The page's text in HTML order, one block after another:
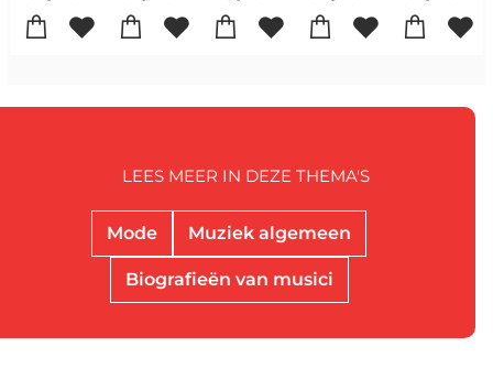
Mode Muziek algemeen
Biografieën van musici
LEES MEER IN DEZE THEMA'S